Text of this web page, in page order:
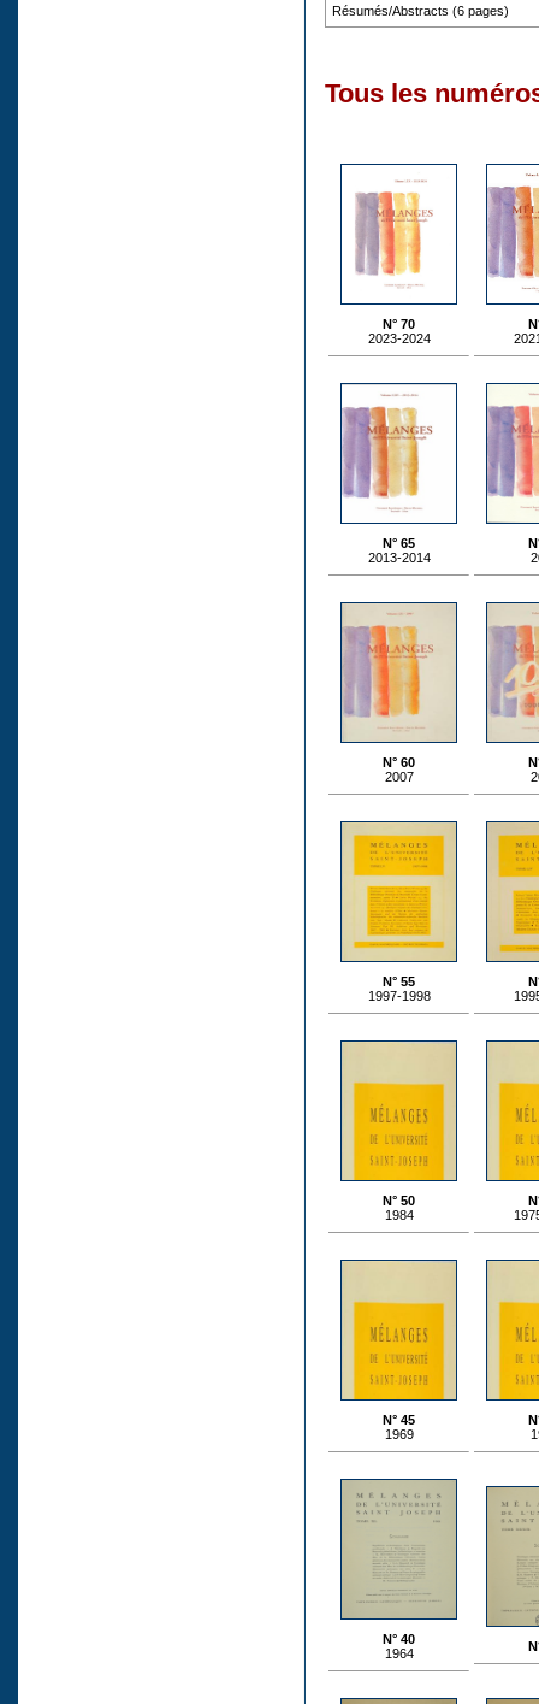
Résumés/Abstracts (6 pages)
Tous les
N° 70
2023-2024
N° 65
2013-2014
N° 60
2007
N° 55
1997-1998
N° 50
1984
N° 45
1969
N° 40
1964